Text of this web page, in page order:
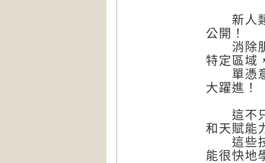
新人類
公開！
消除肌
特定區域
單憑意
大躍進！
這不只
和天賦能
這些技
能很快地